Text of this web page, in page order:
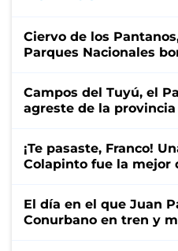
Ciervo de los
Parques Nacionales
Campos del Tuyú, el
agreste de la
¡Te pasaste, Franco!
Colapinto fue la mejor
El día en el que Juan
Conurbano en tren y